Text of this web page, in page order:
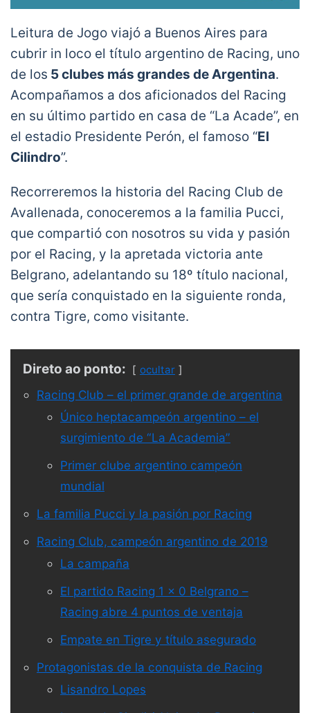
Leitura de Jogo viajó a Buenos Aires para
cubrir in loco el título argentino de Racing, uno
de los 5 clubes más grandes de Argentina.
Acompañamos a dos aficionados del Racing
en su último partido en casa de “La Acade”, en
el estadio Presidente Perón, el famoso “El
Cilindro”.
Recorreremos la historia del Racing Club de
Avallenada, conoceremos a la familia Pucci,
que compartió con nosotros su vida y pasión
por el Racing, y la apretada victoria ante
Belgrano, adelantando su 18º título nacional,
que sería conquistado en la siguiente ronda,
contra Tigre, como visitante.
Direto ao ponto: ocultar
Racing Club – el primer grande de argentina
Único heptacampeón argentino – el
surgimiento de “La Academia”
Primer clube argentino campeón
mundial
La familia Pucci y la pasión por Racing
Racing Club, campeón argentino de 2019
La campaña
El partido Racing 1 x 0 Belgrano –
Racing abre 4 puntos de ventaja
Empate en Tigre y título asegurado
Protagonistas de la conquista de Racing
Lisandro Lopes